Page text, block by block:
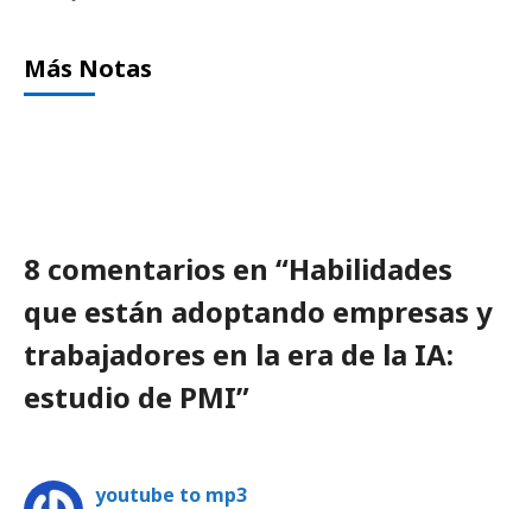
Más Notas
8 comentarios en “Habilidades
que están adoptando empresas y
trabajadores en la era de la IA:
estudio de PMI”
youtube to mp3